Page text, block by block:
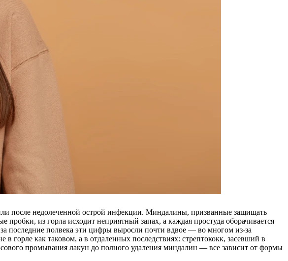
после недолеченной острой инфекции. Миндалины, призванные защищать
из горла исходит неприятный запах, а каждая простуда оборачивается
последние полвека эти цифры выросли почти вдвое — во многом из-за
горле как таковом, а в отдаленных последствиях: стрептококк, засевший в
промывания лакун до полного удаления миндалин — все зависит от формы